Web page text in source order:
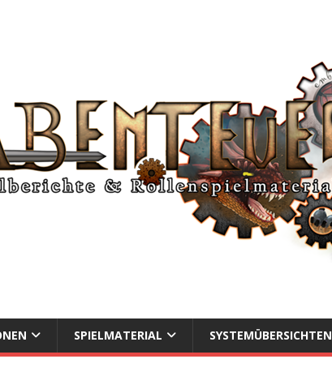
SPIELMATERIAL SYSTEMÜBERSICHTEN